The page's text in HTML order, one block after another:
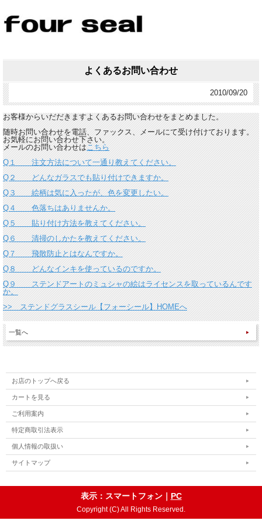
よくあるお問い合わせ
2010/09/20
お客様からいだだきますよくあるお問い合わせをまとめました。
随時お問い合わせを電話、ファックス、メールにて受け付けております。
お気軽にお問い合わせ下さい。
メールのお問い合わせはこちら
Q１ 注文方法について一通り教えてください。
Q２ どんなガラスでも貼り付けできますか。
Q３ 絵柄は気に入ったが、色を変更したい。
Q４ 色落ちはありませんか。
Q５ 貼り付け方法を教えてください。
Q６ 清掃のしかたを教えてください。
Q７ 飛散防止とはなんですか。
Q８ どんなインキを使っているのですか。
Q９ ステンドアートのミュシャの絵はライセンスを取っているんです
か。
>> ステンドグラスシール【フォーシール】HOMEへ
一覧へ
お店のトップへ戻る
カートを見る
ご利用案内
特定商取引法表示
個人情報の取扱い
サイトマップ
表示：スマートフォン｜ PC
Copyright (C) All Rights Reserved.